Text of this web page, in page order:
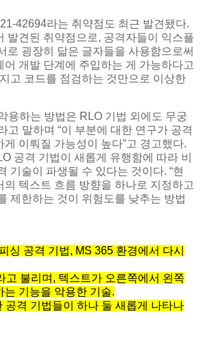
42694라는 취약점도 최근 발견됐다.
발견된 취약점으로, 공격자들이 익스플
로 굉장히 닮은 글자들을 사용함으로써
어 개발 단계에 주입하는 게 가능하다고
고 코드를 점검하는 것만으로 이상한
용하는 방법은 RLO 기법 외에도 무궁
고 말하며 “이 부분에 대한 연구가 공격
이뤄질 가능성이 높다”고 경고했다.
공격 기법이 새롭게 유행함에 따라 비
기술이 파생될 수 있다는 것이다. “현
텍스트 흐름 방향을 하나로 지정하고
제한하는 것이 위험도를 낮추는 방법
싱 공격 기법, MS 365 환경에서 다시
고 불리며, 텍스트가 오른쪽에서 왼쪽
는 기능을 악용한 기술.
공격 기법들이 하나 둘 새롭게 나타나